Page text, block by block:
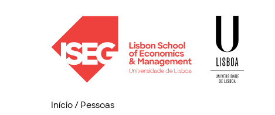
Início/ Pessoas